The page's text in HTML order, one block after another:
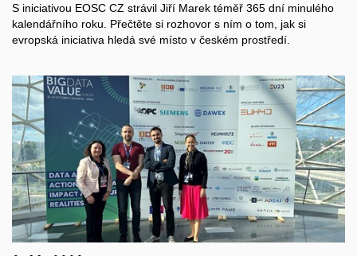
S iniciativou EOSC CZ strávil Jiří Marek téměř 365 dní minulého
kalendářního roku. Přečtěte si rozhovor s ním o tom, jak si
evropská iniciativa hledá své místo v českém prostředí.